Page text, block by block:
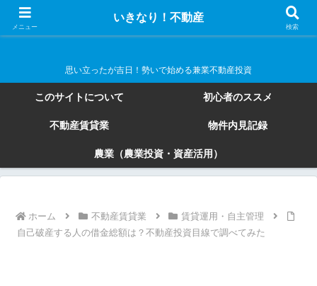
いきなり！不動産
思い立ったが吉日！勢いで始める兼業不動産投資
このサイトについて 初心者のススメ
不動産賃貸業 物件内見記録
農業（農業投資・資産活用）
ホーム 不動産賃貸業
賃貸運用・自主管理
自己破産する人の借金総額は？不動産投資目線で調べてみた
メニュー
いきなり！不動産
検索